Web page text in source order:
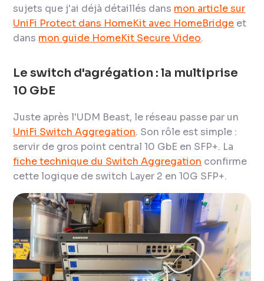
sujets que j'ai déjà détaillés dans mon article sur
UniFi Protect dans HomeKit avec HomeBridge et
dans mon guide HomeKit Secure Video.
Le switch d'agrégation : la multiprise
10 GbE
Juste après l'UDM Beast, le réseau passe par un
UniFi Switch Aggregation. Son rôle est simple :
servir de gros point central 10 GbE en SFP+. La
fiche technique du Switch Aggregation confirme
cette logique de switch Layer 2 en 10G SFP+.